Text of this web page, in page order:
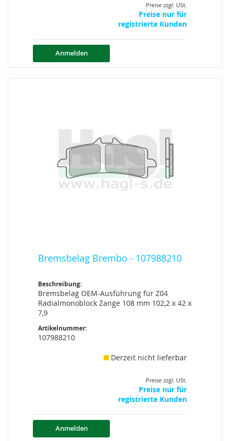
Preise zzgl. USt.
Preise nur für
registrierte Kunden
Anmelden
Bremsbelag Brembo - 107988210
Beschreibung:
Bremsbelag OEM-Ausführung für Z04
Radialmonoblock Zange 108 mm 102,2 x 42 x
7,9
Artikelnummer:
107988210
Derzeit nicht lieferbar
Preise zzgl. USt.
Preise nur für
registrierte Kunden
Anmelden